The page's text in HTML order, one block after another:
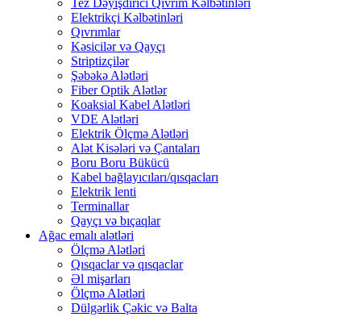
Elektrikçi Kəlbətinləri
Qıvrımlar
Kəsicilər və Qayçı
Striptizçilər
Şəbəkə Alətləri
Fiber Optik Alətlər
Koaksial Kabel Alətləri
VDE Alətləri
Elektrik Ölçmə Alətləri
Alət Kisələri və Çantaları
Boru Boru Bükücü
Kabel bağlayıcıları/qısqacları
Elektrik lenti
Terminallar
Qayçı və bıçaqlar
Ağac emalı alətləri
Ölçmə Alətləri
Qısqaclar və qısqaclar
Əl mişarları
Ölçmə Alətləri
Dülgərlik Çəkic və Balta